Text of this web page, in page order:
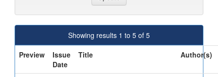
Showing results 1 to 5 of 5
Preview
Issue
Date
Title Author(s)